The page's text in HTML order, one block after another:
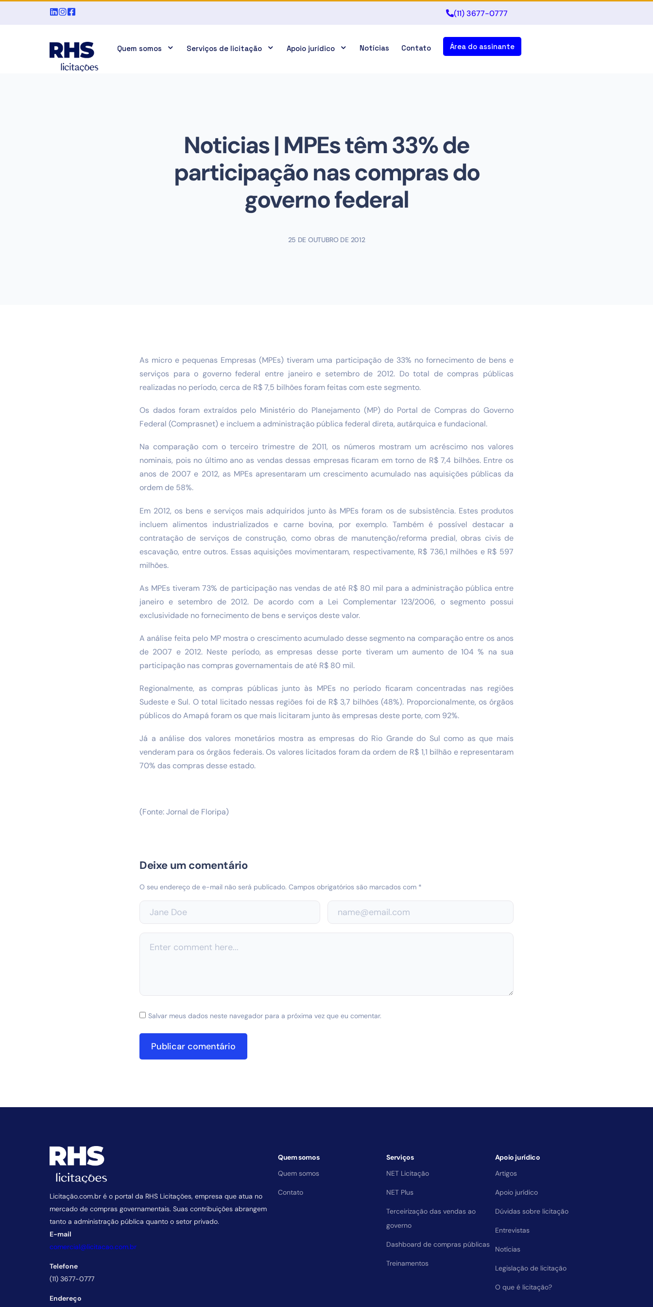
(11) 3677-0777
Quem somos Serviços de licitação Apoio jurídico Notícias Contato Área do assinante
Noticias | MPEs têm 33% de
participação nas compras do
governo federal
25 DE OUTUBRO DE 2012
As micro e pequenas Empresas (MPEs) tiveram uma participação de 33% no fornecimento de bens e
serviços para o governo federal entre janeiro e setembro de 2012. Do total de compras públicas
realizadas no período, cerca de R$ 7,5 bilhões foram feitas com este segmento.
Os dados foram extraídos pelo Ministério do Planejamento (MP) do Portal de Compras do Governo
Federal (Comprasnet) e incluem a administração pública federal direta, autárquica e fundacional.
Na comparação com o terceiro trimestre de 2011, os números mostram um acréscimo nos valores
nominais, pois no último ano as vendas dessas empresas ficaram em torno de R$ 7,4 bilhões. Entre os
anos de 2007 e 2012, as MPEs apresentaram um crescimento acumulado nas aquisições públicas da
ordem de 58%.
Em 2012, os bens e serviços mais adquiridos junto às MPEs foram os de subsistência. Estes produtos
incluem alimentos industrializados e carne bovina, por exemplo. Também é possível destacar a
contratação de serviços de construção, como obras de manutenção/reforma predial, obras civis de
escavação, entre outros. Essas aquisições movimentaram, respectivamente, R$ 736,1 milhões e R$ 597
milhões.
As MPEs tiveram 73% de participação nas vendas de até R$ 80 mil para a administração pública entre
janeiro e setembro de 2012. De acordo com a Lei Complementar 123/2006, o segmento possui
exclusividade no fornecimento de bens e serviços deste valor.
A análise feita pelo MP mostra o crescimento acumulado desse segmento na comparação entre os anos
de 2007 e 2012. Neste período, as empresas desse porte tiveram um aumento de 104 % na sua
participação nas compras governamentais de até R$ 80 mil.
Regionalmente, as compras públicas junto às MPEs no período ficaram concentradas nas regiões
Sudeste e Sul. O total licitado nessas regiões foi de R$ 3,7 bilhões (48%). Proporcionalmente, os órgãos
públicos do Amapá foram os que mais licitaram junto às empresas deste porte, com 92%.
Já a análise dos valores monetários mostra as empresas do Rio Grande do Sul como as que mais
venderam para os órgãos federais. Os valores licitados foram da ordem de R$ 1,1 bilhão e representaram
70% das compras desse estado.
(Fonte: Jornal de Floripa)
Deixe um comentário
O seu endereço de e-mail não será publicado. Campos obrigatórios são marcados com *
Salvar meus dados neste navegador para a próxima vez que eu comentar.
Licitação.com.br é o portal da RHS Licitações, empresa que atua no
mercado de compras governamentais. Suas contribuições abrangem
tanto a administração pública quanto o setor privado.
E-mail
comercial@licitacao.com.br
Telefone
(11) 3677-0777
Endereço
Quem somos
Quem somos
Contato
Serviços
NET Licitação
NET Plus
Terceirização das vendas ao
governo
Dashboard de compras públicas
Treinamentos
Apoio jurídico
Artigos
Apoio jurídico
Dúvidas sobre licitação
Entrevistas
Notícias
Legislação de licitação
O que é licitação?